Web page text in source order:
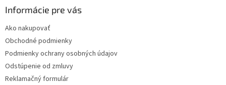
Informácie pre vás
Ako nakupovať
Obchodné podmienky
Podmienky ochrany osobných údajov
Odstúpenie od zmluvy
Reklamačný formulár